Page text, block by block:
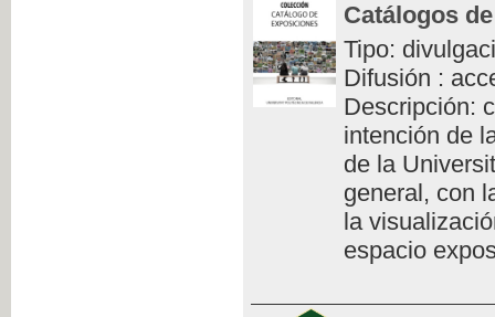
Catálogos
Tipo:
Difusión :
Descripción:
intención de
de la
general, con
la
espacio